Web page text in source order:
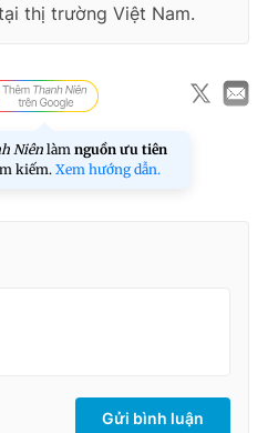
thị trường Việt Nam.
Niên làm nguồn ưu tiên
kiếm. Xem hướng dẫn.
Gửi bình luận